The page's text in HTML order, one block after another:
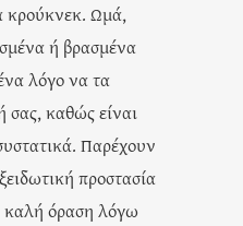
κρούκνεκ. Ωμά,
ή βρασμένα
λόγο να τα
σας, καθώς είναι
Παρέχουν
προστασία
καλή όραση λόγω